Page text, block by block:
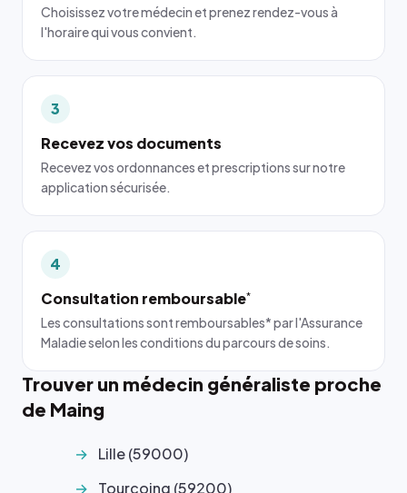
Choisissez votre médecin et prenez rendez-vous à
l'horaire qui vous convient.
3
Recevez vos documents
Recevez vos ordonnances et prescriptions sur notre
application sécurisée.
4
Consultation remboursable*
Les consultations sont remboursables* par l'Assurance
Maladie selon les conditions du parcours de soins.
Trouver un médecin généraliste proche
de Maing
Lille (59000)
Tourcoing (59200)